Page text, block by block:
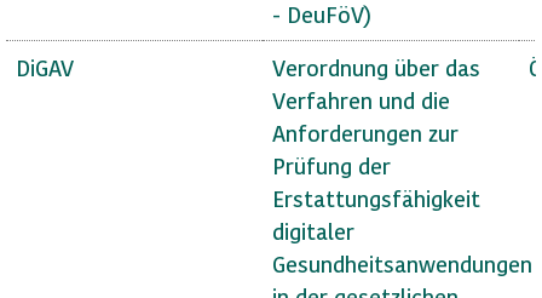
- DeuFöV)
DiGAV
Verordnung über das
Verfahren und die
Anforderungen zur
Prüfung der
Erstattungsfähigkeit
digitaler
Gesundheitsanwendungen